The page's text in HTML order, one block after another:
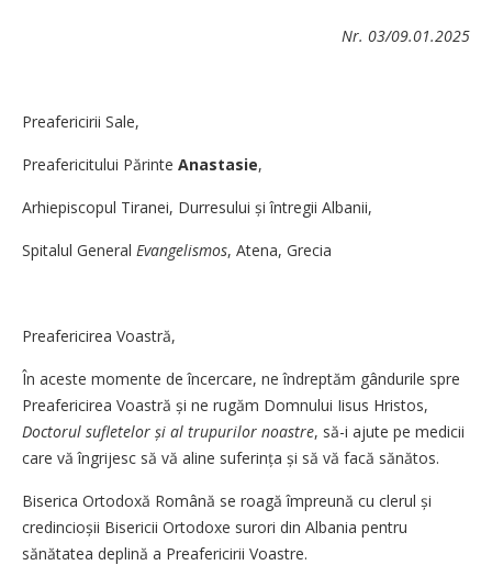
Nr. 03/09.01.2025
Preafericirii Sale,
Preafericitului Părinte Anastasie,
Arhiepiscopul Tiranei, Durresului și întregii Albanii,
Spitalul General Evangelismos, Atena, Grecia
Preafericirea Voastră,
În aceste momente de încercare, ne îndreptăm gândurile spre
Preafericirea Voastră și ne rugăm Domnului Iisus Hristos,
Doctorul sufletelor și al trupurilor noastre, să-i ajute pe medicii
care vă îngrijesc să vă aline suferința și să vă facă sănătos.
Biserica Ortodoxă Română se roagă împreună cu clerul și
credincioșii Bisericii Ortodoxe surori din Albania pentru
sănătatea deplină a Prea­fericirii Voastre.